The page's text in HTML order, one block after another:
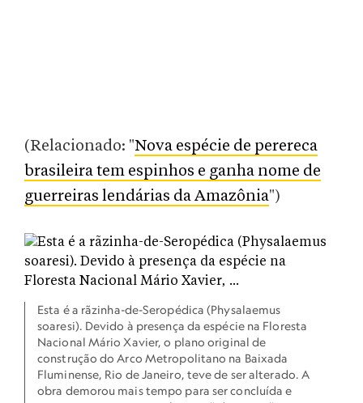
(Relacionado: "Nova espécie de perereca
brasileira tem espinhos e ganha nome de
guerreiras lendárias da Amazônia")
Esta é a rãzinha-de-Seropédica (Physalaemus
soaresi). Devido à presença da espécie na Floresta
Nacional Mário Xavier, o plano original de
construção do Arco Metropolitano na Baixada
Fluminense, Rio de Janeiro, teve de ser alterado. A
obra demorou mais tempo para ser concluída e